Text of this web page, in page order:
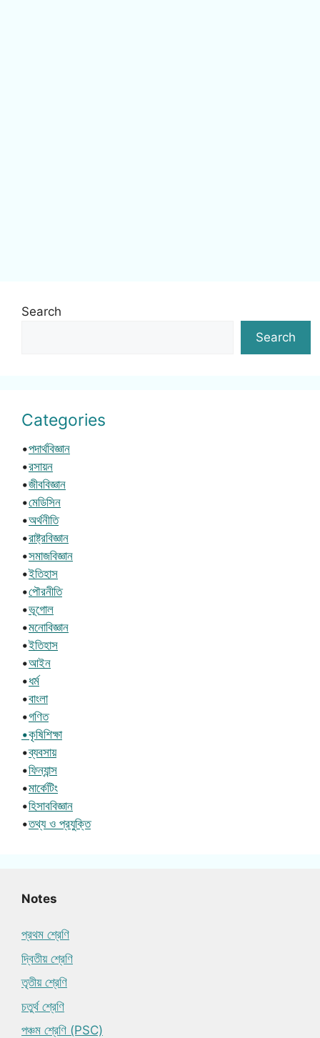
Search
Search
Categories
•পদার্থবিজ্ঞান
•রসায়ন
•জীববিজ্ঞান
•মেডিসিন
•অর্থনীতি
•রাষ্ট্রবিজ্ঞান
•সমাজবিজ্ঞান
•ইতিহাস
•পৌরনীতি
•ভূগোল
•মনোবিজ্ঞান
•ইতিহাস
•আইন
•ধর্ম
•বাংলা
•গণিত
•কৃষিশিক্ষা
•ব্যবসায়
•ফিন্যান্স
•মার্কেটিং
•হিসাববিজ্ঞান
•তথ্য ও প্রযুক্তি
Notes
প্রথম শ্রেণি
দ্বিতীয় শ্রেণি
তৃতীয় শ্রেণি
চতুর্থ শ্রেণি
পঞ্চম শ্রেণি (PSC)